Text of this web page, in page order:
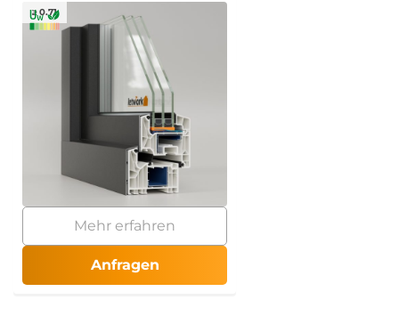
≥ 0.71
Mehr erfahren
Anfragen